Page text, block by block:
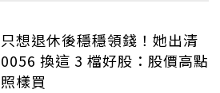
只想退休後穩穩領錢！她出清
0056 換這 3 檔好股：股價高點
照樣買